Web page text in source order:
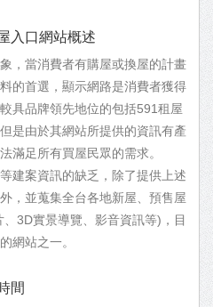
入口網站概述
，當消費者有購屋或換屋的計畫
的首選，顯示網路是消費者獲得
具品牌領先地位的包括591租屋
是由於其網站所提供的資訊有產
滿足所有買屋民眾的需求。
建案資訊的缺乏，除了提供上述
，並蒐集全台各地新屋、預售屋
3D實景導覽、影音資訊等)，目
網站之一。
間